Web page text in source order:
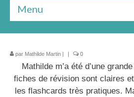
Menu
Bilan gratuit
Les formules
Le livre
par Mathilde Martin | | 0
Mathilde m’a été d’une
fiches de révision sont claires
les flashcards très pratiques.